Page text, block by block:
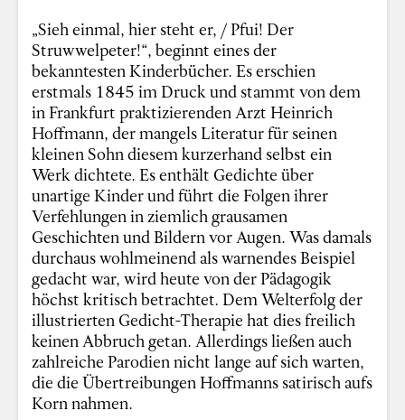
„Sieh einmal, hier steht er, / Pfui! Der
Struwwelpeter!“, beginnt eines der
bekanntesten Kinderbücher. Es erschien
erstmals 1845 im Druck und stammt von dem
in Frankfurt praktizierenden Arzt Heinrich
Hoffmann, der mangels Literatur für seinen
kleinen Sohn diesem kurzerhand selbst ein
Werk dichtete. Es enthält Gedichte über
unartige Kinder und führt die Folgen ihrer
Verfehlungen in ziemlich grausamen
Geschichten und Bildern vor Augen. Was damals
durchaus wohlmeinend als warnendes Beispiel
gedacht war, wird heute von der Pädagogik
höchst kritisch betrachtet. Dem Welterfolg der
illustrierten Gedicht-Therapie hat dies freilich
keinen Abbruch getan. Allerdings ließen auch
zahlreiche Parodien nicht lange auf sich warten,
die die Übertreibungen Hoffmanns satirisch aufs
Korn nahmen.